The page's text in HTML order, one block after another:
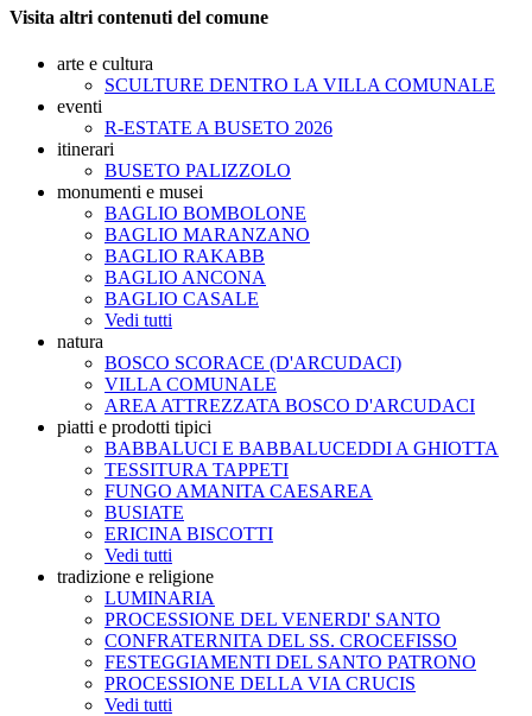
Visita altri contenuti del comune
arte e cultura
SCULTURE DENTRO LA VILLA COMUNALE
eventi
R-ESTATE A BUSETO 2026
itinerari
BUSETO PALIZZOLO
monumenti e musei
BAGLIO BOMBOLONE
BAGLIO MARANZANO
BAGLIO RAKABB
BAGLIO ANCONA
BAGLIO CASALE
Vedi tutti
natura
BOSCO SCORACE (D'ARCUDACI)
VILLA COMUNALE
AREA ATTREZZATA BOSCO D'ARCUDACI
piatti e prodotti tipici
BABBALUCI E BABBALUCEDDI A GHIOTTA
TESSITURA TAPPETI
FUNGO AMANITA CAESAREA
BUSIATE
ERICINA BISCOTTI
Vedi tutti
tradizione e religione
LUMINARIA
PROCESSIONE DEL VENERDI' SANTO
CONFRATERNITA DEL SS. CROCEFISSO
FESTEGGIAMENTI DEL SANTO PATRONO
PROCESSIONE DELLA VIA CRUCIS
Vedi tutti